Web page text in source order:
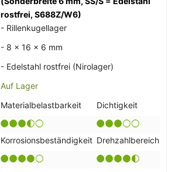
rostfrei, S688Z/W6)
- Rillenkugellager
- 8 x 16 x 6 mm
- Edelstahl rostfrei (Nirolager)
Auf Lager
Materialbelastbarkeit
Dichtigkeit
Korrosionsbeständigkeit Drehzahlbereich